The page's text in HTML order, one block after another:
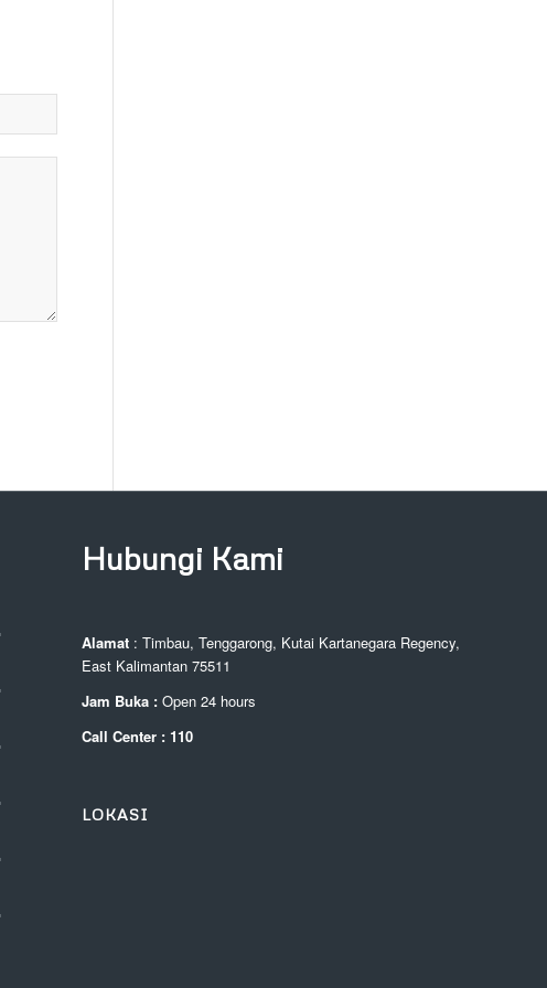
Hubungi Kami
Alamat : Timbau, Tenggarong, Kutai Kartanegara Regency,
East Kalimantan 75511
Jam Buka :Open 24 hours
Call Center : 110
LOKASI